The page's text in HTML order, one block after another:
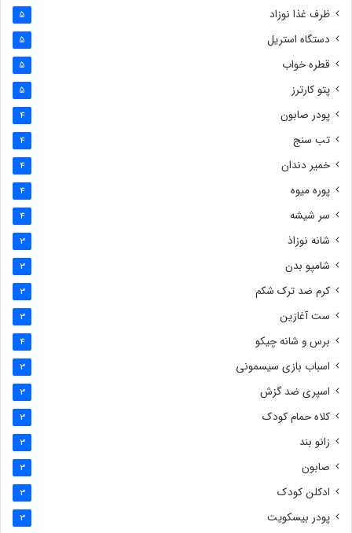
ظرف غذا نوزاد 5
دستگاه استریل 5
قطره خواب 5
پتو کارترز 5
پودر صابون 4
تب سنج 4
خمیر دندان 4
پوره میوه 4
سر شیشه 4
شانه نوزاذ 3
شامپو بدن 3
کرم ضد ترک شکم 3
ست آغازین 3
برس و شانه چیکو 4
اسباب بازی سیسمونی 3
اسپری ضد گزش 3
کلاه حمام کودک 3
زانو بند 3
صابون 3
ادکلن کودک 3
پودر بیسکویت 3